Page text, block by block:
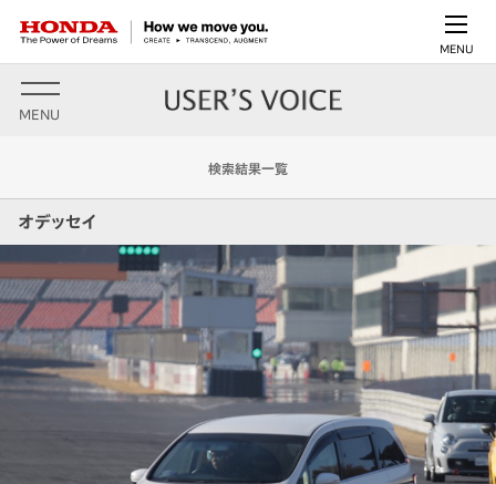
MENU
MENU
検索結果一覧
オデッセイ